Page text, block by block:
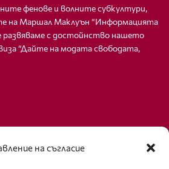
на съгласие
фенове и волните субкултури,
на Маршал Маклуън “Информацията
развяваме с достойнство нашето
“Дайте на модата свободата,